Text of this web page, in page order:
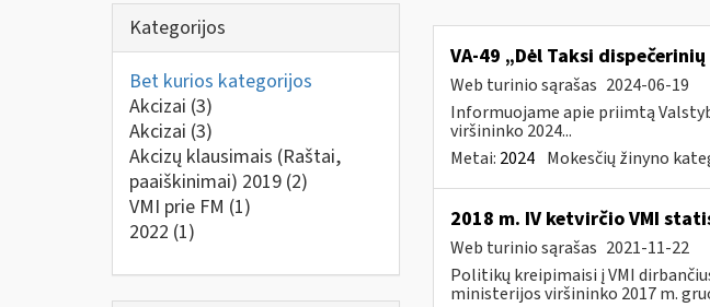
Kategorijos
Bet kurios kategorijos
Akcizai (3)
Akcizai (3)
Akcizų klausimais (Raštai,
paaiškinimai) 2019 (2)
VMI prie FM (1)
2022 (1)
VA-49 „Dėl Taksi
Web turinio sąrašas 2024-06-19
Informuojame apie priimtą
viršininko 2024...
Metai: 2024 Mokesčių žinyno
2018 m. IV ketvirčio VMI
Web turinio sąrašas 2021-11-22
Politikų kreipimaisi į VMI
ministerijos viršininko 2017 m.